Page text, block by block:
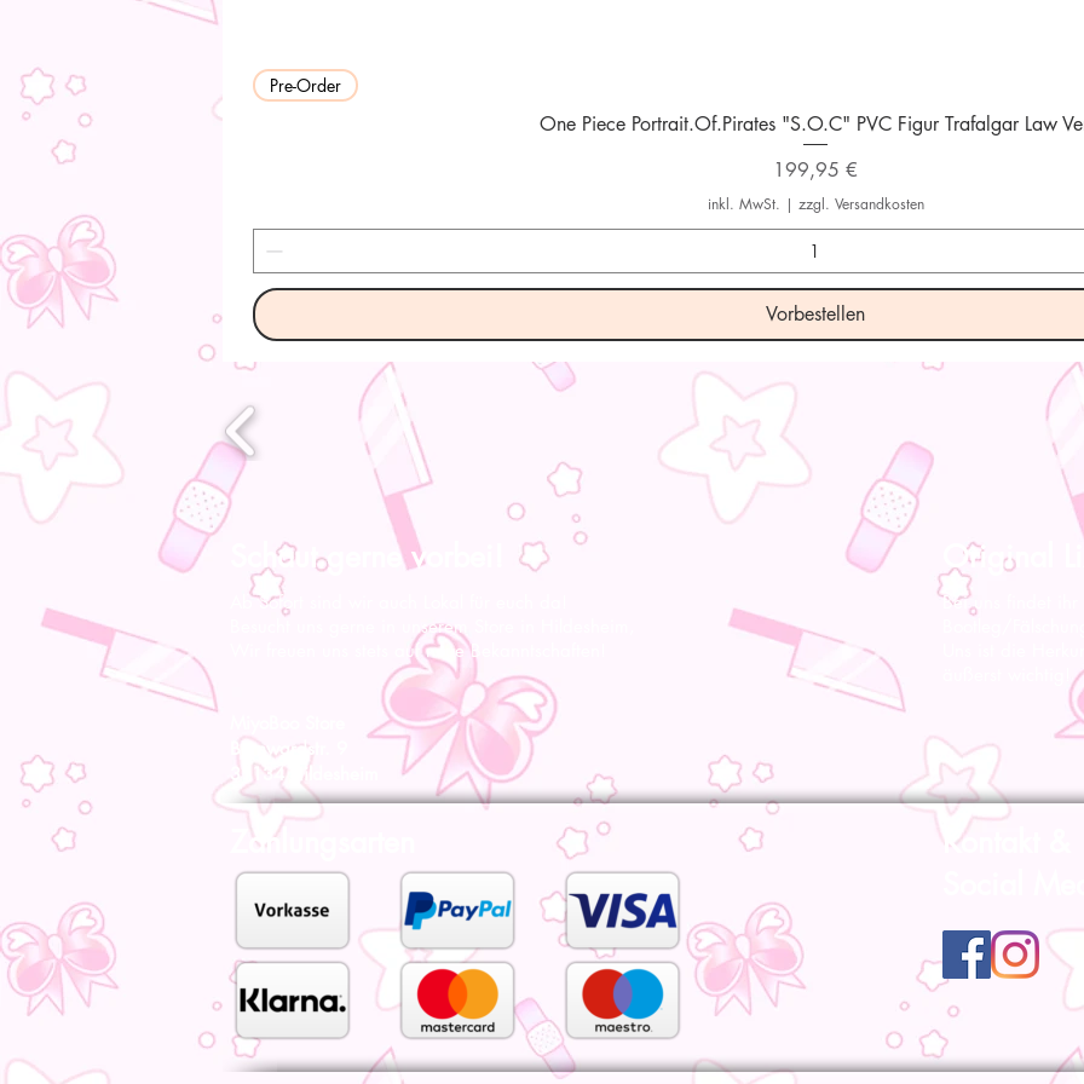
Pre-Order
One Piece Portrait.Of.Pirates "S.O.C" PVC Figur Trafalgar Law
Preis
199,95 €
inkl. MwSt. | zzgl. Versandkosten
Vorbestellen
Schaut gerne vorbei!
Ab Sofort sind wir auch Lokal für euch da!
Besucht uns gerne in unserem Store in Hildesheim,
Wir freuen uns stets auf neue Bekanntschaften!
Original
Bei uns findet ihr
Bootleg/
Uns ist die
Bernwardstr. 9
31134 Hildesheim
Zahlungsarten
Kontakt &